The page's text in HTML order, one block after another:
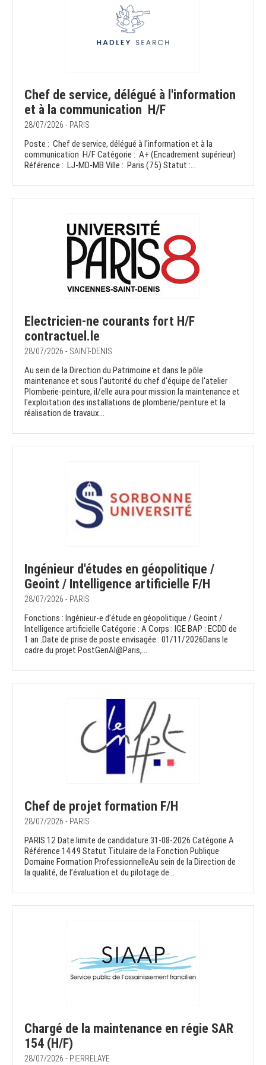
Chef de service, délégué à l'information
et à la communication H/F
28/07/2026 - PARIS
Poste : Chef de service, délégué à l'information et à la
communication H/F Catégorie : A+ (Encadrement supérieur)
Référence : LJ-MD-MB Ville : Paris (75) Statut :...
Electricien-ne courants fort H/F
contractuel.le
28/07/2026 - SAINT-DENIS
Au sein de la Direction du Patrimoine et dans le pôle
maintenance et sous l'autorité du chef d'équipe de l'atelier
Plomberie-peinture, il/elle aura pour mission la maintenance et
l'exploitation des installations de plomberie/peinture et la
réalisation de travaux...
Ingénieur d'études en géopolitique /
Geoint / Intelligence artificielle F/H
28/07/2026 - PARIS
Fonctions : Ingénieur-e d’étude en géopolitique / Geoint /
Intelligence artificielle Catégorie : A Corps : IGE BAP : ECDD de
1 an .Date de prise de poste envisagée : 01/11/2026Dans le
cadre du projet PostGenAI@Paris,...
Chef de projet formation F/H
28/07/2026 - PARIS
PARIS 12 Date limite de candidature 31-08-2026 Catégorie A
Référence 1449 Statut Titulaire de la Fonction Publique
Domaine Formation ProfessionnelleAu sein de la Direction de
la qualité, de l’évaluation et du pilotage de...
Chargé de la maintenance en régie SAR
154 (H/F)
28/07/2026 - PIERRELAYE